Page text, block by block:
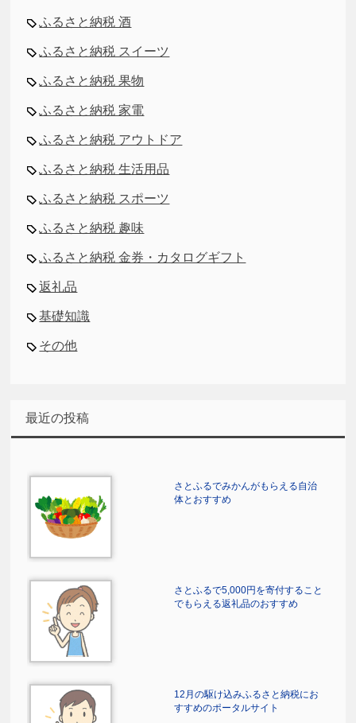
ふるさと納税 酒
ふるさと納税 スイーツ
ふるさと納税 果物
ふるさと納税 家電
ふるさと納税 アウトドア
ふるさと納税 生活用品
ふるさと納税 スポーツ
ふるさと納税 趣味
ふるさと納税 金券・カタログギフト
返礼品
基礎知識
その他
最近の投稿
さとふるでみかんがもらえる自治
体とおすすめ
さとふるで5,000円を寄付すること
でもらえる返礼品のおすすめ
12月の駆け込みふるさと納税にお
すすめのポータルサイト